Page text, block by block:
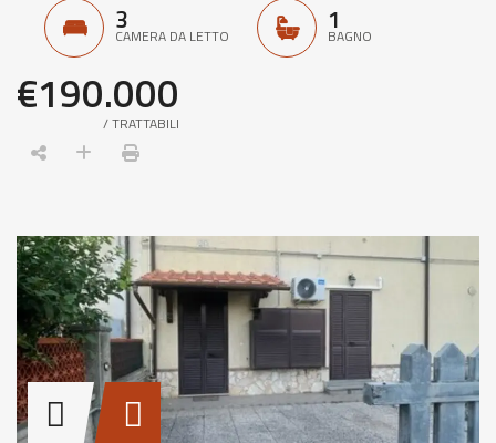
3
CAMERA DA LETTO 1
BAGNO
€190.000
/ TRATTABILI